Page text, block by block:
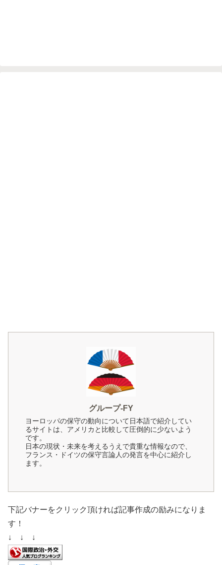
グループ-FY
ヨーロッパの保守の動向について日本語で紹介してい
るサイトは、アメリカと比較して圧倒的に少ないよう
です。
日本の現状・未来を考えるうえで貴重な情報なので、
フランス・ドイツの保守言論人の発言を中心に紹介し
ます。
下記バナーをクリック頂ければ記事作成の励みになりま
す！
↓ ↓ ↓